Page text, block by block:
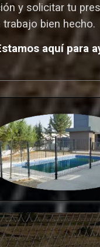
y solicitar tu
bien hecho.
aquí para